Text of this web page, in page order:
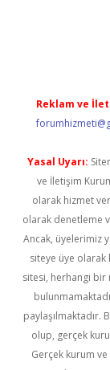
Reklam ve
Yasal Uyarı:
ve İletişim
olarak hizmet
olarak denetleme
Ancak, üyelerimiz
siteye üye olarak
sitesi, herhangi bir
paylaşılmaktadır.
olup, gerçek
Gerçek kurum